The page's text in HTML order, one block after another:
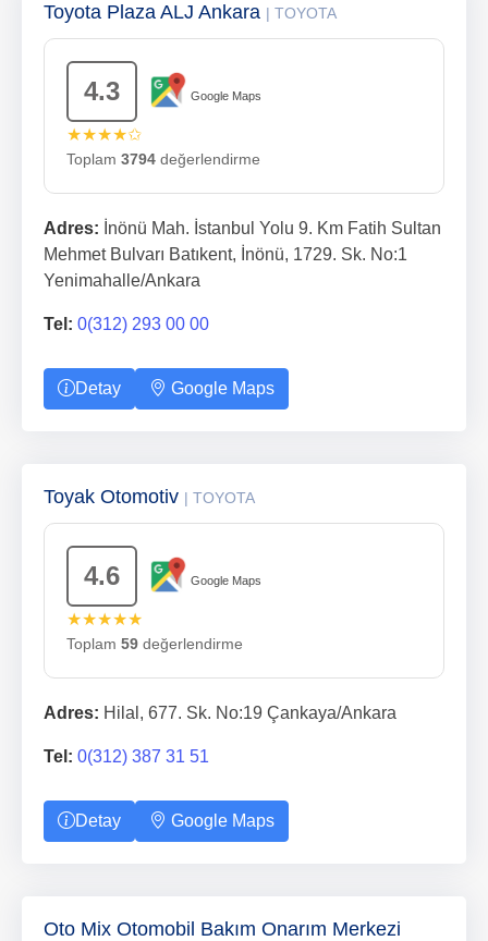
Toyota Plaza ALJ Ankara | TOYOTA
4.3 Google Maps
★★★★✩
Toplam 3794 değerlendirme
Adres: İnönü Mah. İstanbul Yolu 9. Km Fatih Sultan
Mehmet Bulvarı Batıkent, İnönü, 1729. Sk. No:1
Yenimahalle/Ankara
Tel: 0(312) 293 00 00
Detay Google Maps
Toyak Otomotiv | TOYOTA
4.6 Google Maps
★★★★★
Toplam 59 değerlendirme
Adres: Hilal, 677. Sk. No:19 Çankaya/Ankara
Tel: 0(312) 387 31 51
Detay Google Maps
Oto Mix Otomobil Bakım Onarım Merkezi